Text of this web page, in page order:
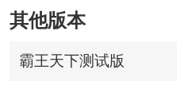
其他版本
霸王天下测试版